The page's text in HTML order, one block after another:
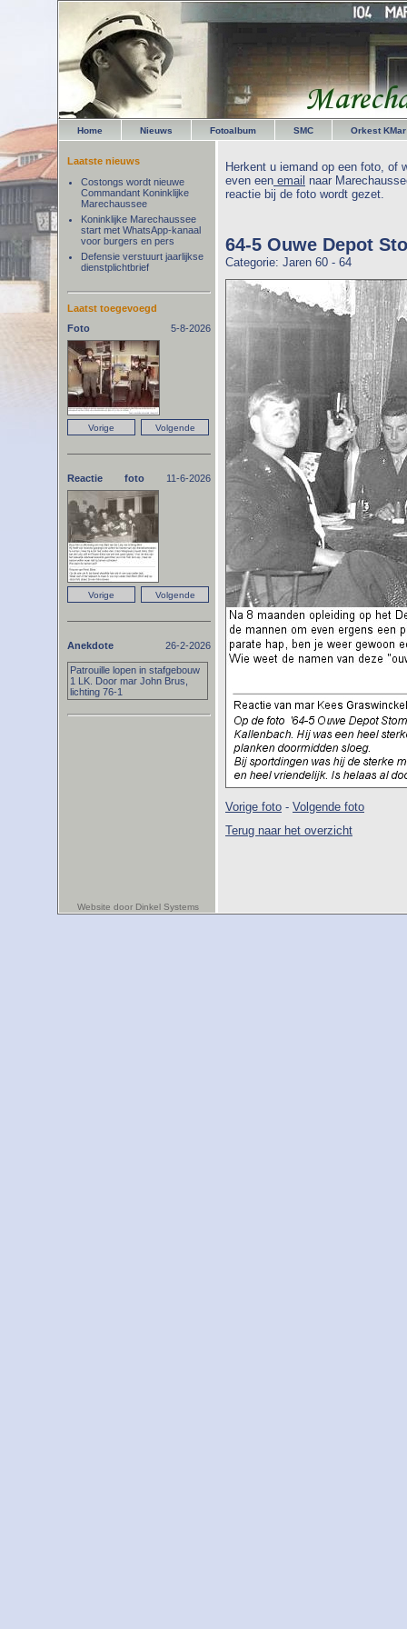
Home Nieuws Fotoalbum SMC Orkest KMar
Herkent u iemand op een foto, of
even een email naar
reactie bij de foto wordt gezet.
64-5 Ouwe Depot
Categorie: Jaren 60 - 64
Vorige foto - Volgende foto
Terug naar het overzicht
Laatste nieuws
Costongs wordt nieuwe
Commandant Koninklijke
Marechaussee
Koninklijke Marechaussee
start met WhatsApp-kanaal
voor burgers en pers
Defensie verstuurt jaarlijkse
dienstplichtbrief
Laatst toegevoegd
Foto
5-8-2026
Reactie foto 11-6-2026
Anekdote 26-2-2026
Patrouille lopen in stafgebouw
1 LK. Door mar John Brus,
lichting 76-1
Website door Dinkel Systems